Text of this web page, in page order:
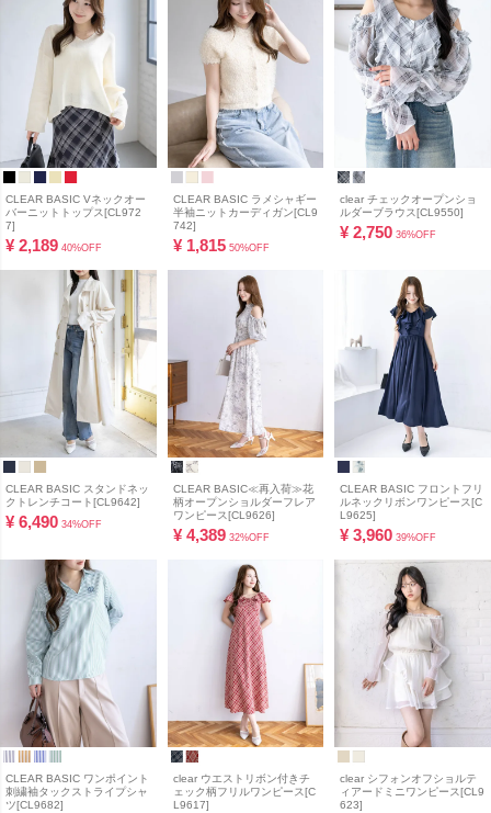
CLEAR BASIC Vネックオー
バーニットトップス[CL972
7]
¥ 2,189 40%OFF
CLEAR BASIC ラメシャギー
半袖ニットカーディガン[CL9
742]
¥ 1,815 50%OFF
clear チェックオープンショ
ルダーブラウス[CL9550]
¥ 2,750 36%OFF
CLEAR BASIC スタンドネッ
クトレンチコート[CL9642]
¥ 6,490 34%OFF
CLEAR BASIC≪再入荷≫花
柄オープンショルダーフレア
ワンピース[CL9626]
¥ 4,389 32%OFF
CLEAR BASIC フロントフリ
ルネックリボンワンピース[C
L9625]
¥ 3,960 39%OFF
CLEAR BASIC ワンポイント
刺繍袖タックストライプシャ
ツ[CL9682]
clear ウエストリボン付きチ
ェック柄フリルワンピース[C
L9617]
clear シフォンオフショルテ
ィアードミニワンピース[CL9
623]